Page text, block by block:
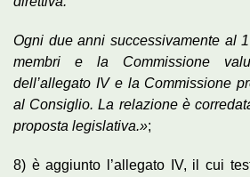
Ogni due anni successivamente al
membri e la Commissione
dell’allegato IV e la Commissione
al Consiglio. La relazione è
proposta legislativa.»;
8) è aggiunto l’allegato IV, il cui